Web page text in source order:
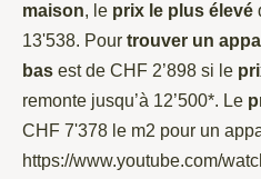
maison, le prix le plus élevé
13'538. Pour trouver un
bas est de CHF 2’898 si le
remonte jusqu’à 12’500*. Le
CHF 7'378 le m2 pour un
https://www.youtube.com/